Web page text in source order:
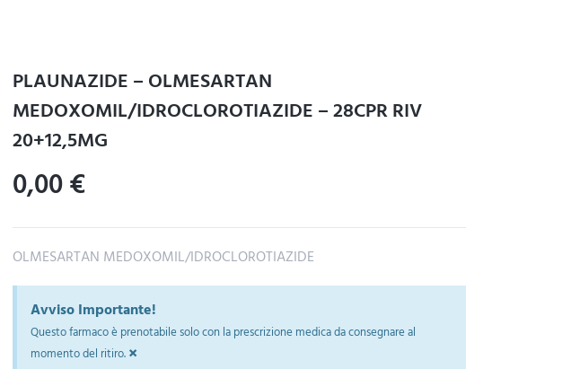
PLAUNAZIDE – OLMESARTAN
MEDOXOMIL/IDROCLOROTIAZIDE – 28CPR RIV
20+12,5MG
0,00€
OLMESARTAN MEDOXOMIL/IDROCLOROTIAZIDE
Avviso Importante!
Questo farmaco è prenotabile solo con la prescrizione medica da consegnare al
momento del ritiro.×